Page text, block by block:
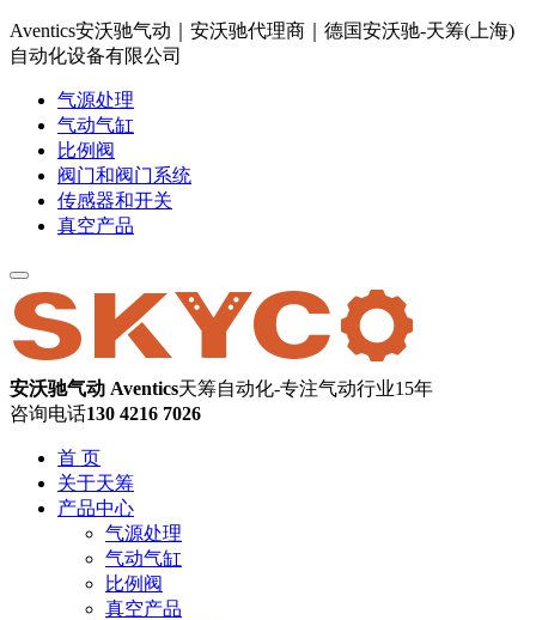
Aventics安沃驰气动｜安沃驰代理商｜德国安沃驰-天筹(上海)
自动化设备有限公司
气源处理
气动气缸
比例阀
阀门和阀门系统
传感器和开关
真空产品
安沃驰气动 Aventics天筹自动化-专注气动行业15年
咨询电话130 4216 7026
首 页
关于天筹
产品中心
气源处理
气动气缸
比例阀
真空产品